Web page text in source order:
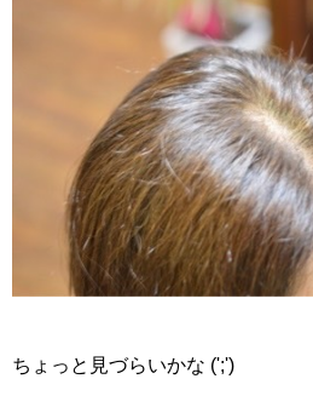
ちょっと見づらいかな (';')